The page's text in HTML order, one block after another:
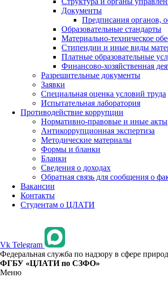
Документы
Предписания органов,
Образовательные стандарты
Материально-техническое
Стипендии и иные виды
Платные образовательные
Финансово-хозяйственная
Разрешительные документы
Заявки
Специальная оценка условий труда
Испытательная лаборатория
Противодействие коррупции
Нормативно-правовые и иные акты
Антикоррупционная экспертиза
Методические материалы
Формы и бланки
Бланки
Сведения о доходах
Обратная связь для сообщения о
Вакансии
Контакты
Студентам о ЦЛАТИ
Vk Telegram
Федеральная служба по надзору в сфере
ФГБУ «ЦЛАТИ по СЗФО»
Меню